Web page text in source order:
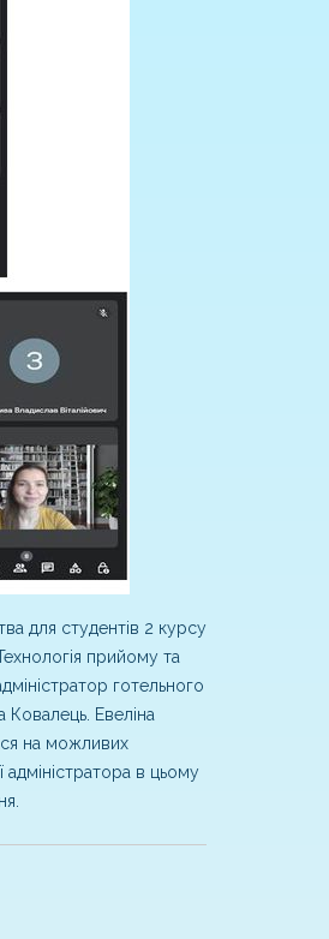
для студентів 2 курсу
прийому та
готельного
Евеліна
на можливих
в цьому